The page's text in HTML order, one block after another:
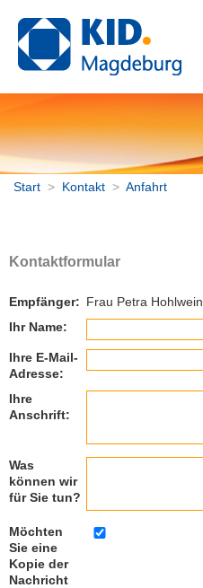
Start
Unternehmen
Portfolio
Downloads
Anfahrt
Impressum
Datenschutz
Streitbeilegung
Barrierefreiheit
Kundenzeitschrift
SERVER
Support
Interner
Bereich
Start > Kontakt > Anfahrt
Kontaktformular
Empfänger: Frau Petra Hohlwein
Ihr Name:
Ihre E-Mail-
Adresse:
Ihre
Anschrift:
Was
können wir
für Sie tun?
Möchten
Sie eine
Kopie der
Nachricht